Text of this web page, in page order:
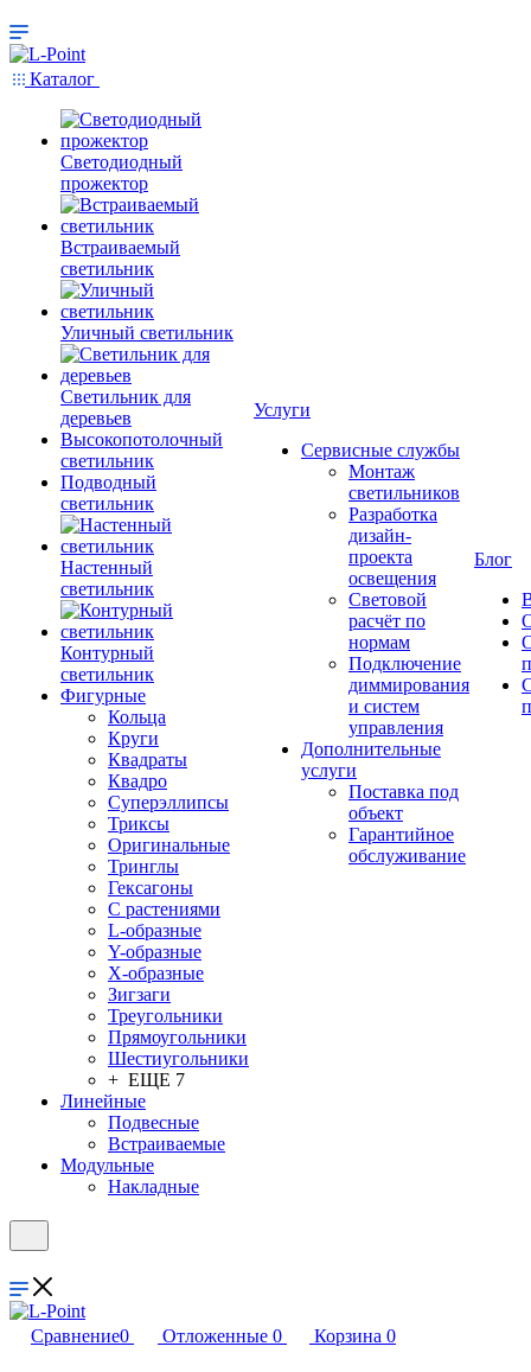
Каталог
Светодиодный
прожектор
Встраиваемый
светильник
Уличный светильник
Светильник для
деревьев
Высокопотолочный
светильник
Подводный
светильник
Настенный
светильник
Контурный
светильник
Фигурные
Кольца
Круги
Квадраты
Квадро
Суперэллипсы
Триксы
Оригинальные
Тринглы
Гексагоны
С растениями
L-образные
Y-образные
X-образные
Зигзаги
Треугольники
Прямоугольники
Шестиугольники
+ ЕЩЕ 7
Линейные
Подвесные
Встраиваемые
Модульные
Накладные
Услуги
Сервисные службы
Монтаж
светильников
Разработка
дизайн-
проекта
освещения
Световой
расчёт по
нормам
Подключение
диммирования
и систем
управления
Дополнительные
услуги
Поставка под
объект
Гарантийное
обслуживание
Блог
Сравнение0 Отложенные 0 Корзина 0